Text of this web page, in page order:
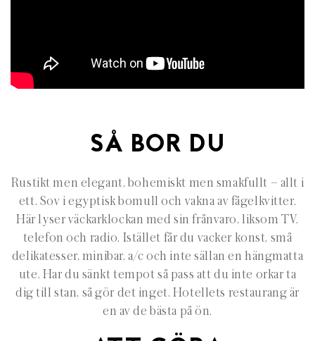
SÅ BOR DU
Rustikt men elegant, bohemiskt men smakfullt – allt i
ett. Sov i egyptisk bomull och vakna av fågelkvitter.
Här lyser väckarklockan med sin frånvaro, liksom TV,
telefon och radio. Istället får du vacker konst, små
delikatesser, minibar, a/c och inte sällan en hängmatta
ute. Har du sänkt tempot så pass att du inte orkar ta
dig till stan, så gör det inget. Hotellets restaurang är
en av de bästa på ön.